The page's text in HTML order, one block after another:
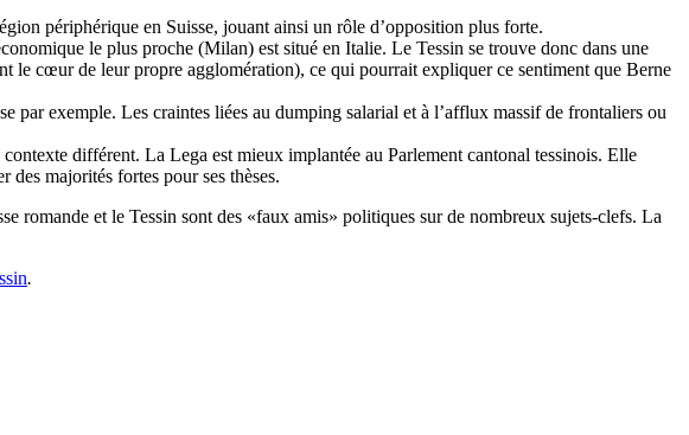
périphérique en Suisse, jouant ainsi un rôle d’opposition plus forte.
le plus proche (Milan) est situé en Italie. Le Tessin se trouve donc dans une
le cœur de leur propre agglomération), ce qui pourrait expliquer ce sentiment que Berne
par exemple. Les craintes liées au dumping salarial et à l’afflux massif de frontaliers ou
différent. La Lega est mieux implantée au Parlement cantonal tessinois. Elle
des majorités fortes pour ses thèses.
romande et le Tessin sont des «faux amis» politiques sur de nombreux sujets-clefs. La
.